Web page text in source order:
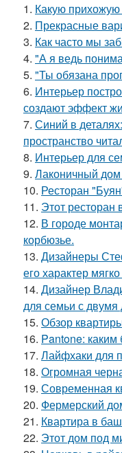
1. Какую
2. Прекрасные
3. Как часто мы
4. "А я ведь
5. "Ты обязана
6. Интерьер
создают эффект
7. Синий в
пространство
8. Интерьер для
9. Лаконичный дом
10. Ресторан
11. Этот ресторан
12. В городе
корбюзье.
13. Дизайнеры
его характер
14. Дизайнер
для семьи с двумя
15. Обзор
16. Pantone: каким
17. Лайфхаки для
18. Огромная
19. Современная
20. Фермерский
21. Квартира в
22. Этот дом под